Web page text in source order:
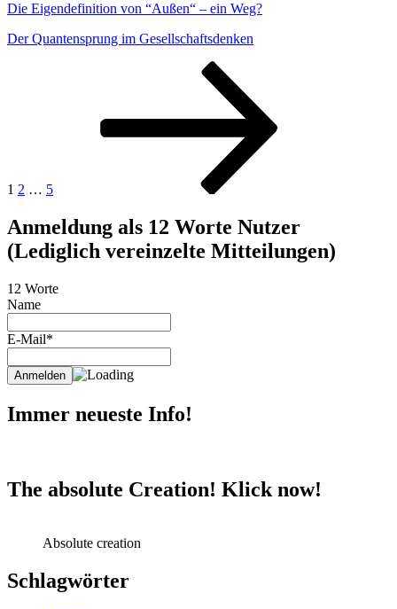
Die Eigendefinition von “Außen“ – ein Weg?
Der Quantensprung im Gesellschaftsdenken
1 2 … 5
Anmeldung als 12 Worte Nutzer
(Lediglich vereinzelte Mitteilungen)
12 Worte
Name
E-Mail*
Immer neueste Info!
The absolute Creation! Klick now!
Absolute creation
Schlagwörter